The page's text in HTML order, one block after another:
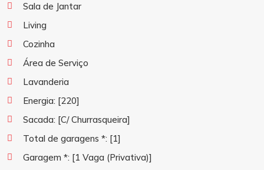
Sala de Jantar
Living
Cozinha
Área de Serviço
Lavanderia
Energia: [220]
Sacada: [C/ Churrasqueira]
Total de garagens *: [1]
Garagem *: [1 Vaga (Privativa)]